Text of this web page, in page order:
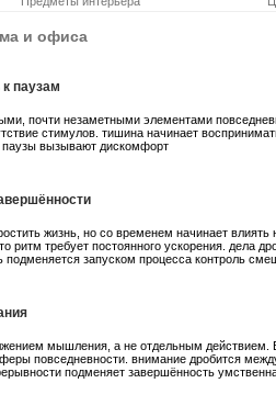
и офиса
к паузам
почти незаметными элементами
стимулов. тишина начинает
паузы вызывают дискомфорт
жизнь, но со временем начинает
ритм требует постоянного ускорения. дела
подменяется запуском процесса контроль
мышления, а не отдельным
повседневности. внимание дробится
подменяет завершённость